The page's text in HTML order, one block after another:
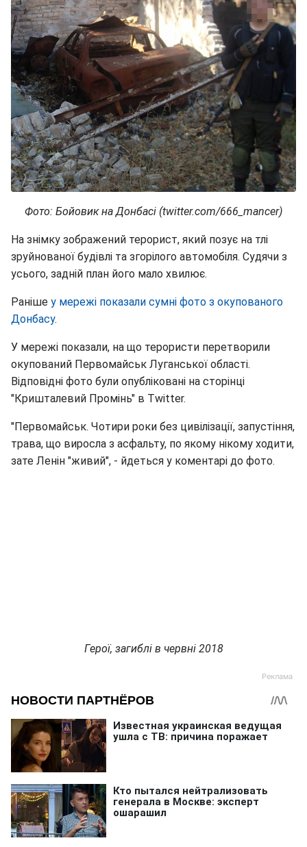
Фото: Бойовик на Донбасі (twitter.com/666_mancer)
На знімку зображений терорист, який позує на тлі
зруйнованої будівлі та згорілого автомобіля. Судячи з
усього, задній план його мало хвилює.
Раніше у мережі показали сумні фото з окупованого
Донбасу.
У мережі показали, на що терористи перетворили
окупований Первомайськ Луганської області.
Відповідні фото були опубліковані на сторінці
"Кришталевий Промінь" в Twitter.
"Первомайськ. Чотири роки без цивілізації, запустіння,
трава, що виросла з асфальту, по якому нікому ходити,
зате Ленін "живий", - йдеться у коментарі до фото.
Герої, загиблі в червні 2018